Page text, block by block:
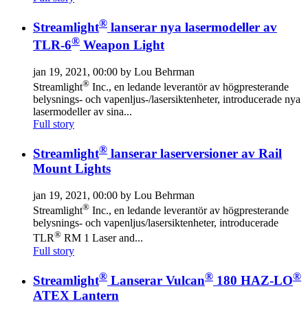
Streamlight® lanserar nya lasermodeller av
TLR-6® Weapon Light
jan 19, 2021, 00:00 by Lou Behrman
Streamlight® Inc., en ledande leverantör av högpresterande
belysnings- och vapenljus-/lasersiktenheter, introducerade nya
lasermodeller av sina...
Full story
Streamlight® lanserar laserversioner av Rail
Mount Lights
jan 19, 2021, 00:00 by Lou Behrman
Streamlight® Inc., en ledande leverantör av högpresterande
belysnings- och vapenljus/lasersiktenheter, introducerade
TLR® RM 1 Laser and...
Full story
Streamlight® Lanserar Vulcan® 180 HAZ-LO®
ATEX Lantern